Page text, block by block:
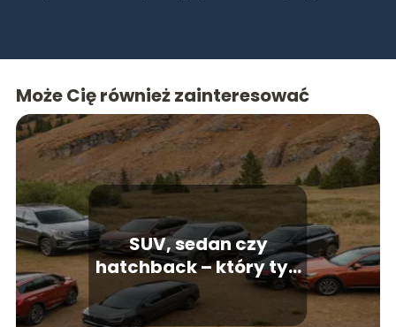
kółek – od miłośników klasyków po entuzjastów
Może Cię również zainteresować
SUV, sedan czy
hatchback – który typ
nadwozia najlepiej
pasuje do ciebie?